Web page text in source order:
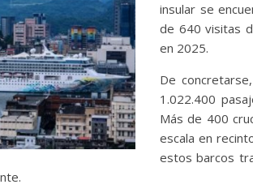
insular se
de 640 visitas
en 2025.
De
1.022.400
Más de 400
escala en
estos barcos